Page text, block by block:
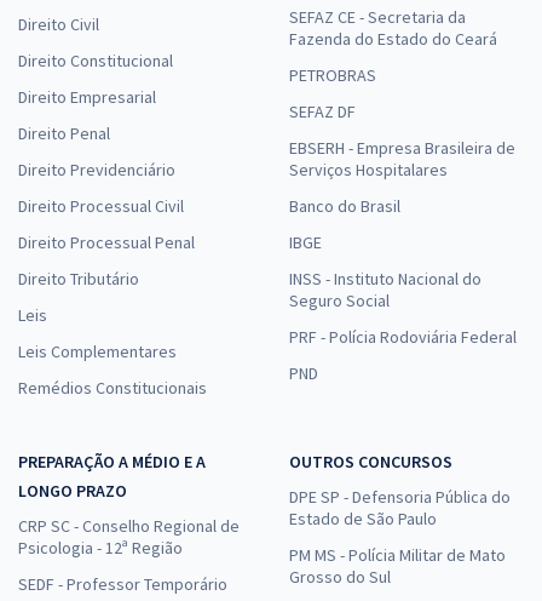
Direito Civil
Direito Constitucional
Direito Empresarial
Direito Penal
Direito Previdenciário
Direito Processual Civil
Direito Processual Penal
Direito Tributário
Leis
Leis Complementares
Remédios Constitucionais
SEFAZ CE - Secretaria da
Fazenda do Estado do Ceará
PETROBRAS
SEFAZ DF
EBSERH - Empresa Brasileira de
Serviços Hospitalares
Banco do Brasil
IBGE
INSS - Instituto Nacional do
Seguro Social
PRF - Polícia Rodoviária Federal
PND
PREPARAÇÃO A MÉDIO E A
LONGO PRAZO
CRP SC - Conselho Regional de
Psicologia - 12ª Região
SEDF - Professor Temporário
OUTROS CONCURSOS
DPE SP - Defensoria Pública do
Estado de São Paulo
PM MS - Polícia Militar de Mato
Grosso do Sul